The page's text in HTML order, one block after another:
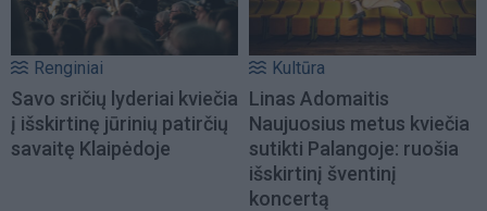
Renginiai
Savo sričių lyderiai kviečia
į išskirtinę jūrinių patirčių
savaitę Klaipėdoje
Kultūra
Linas Adomaitis
Naujuosius metus kviečia
sutikti Palangoje: ruošia
išskirtinį šventinį
koncertą